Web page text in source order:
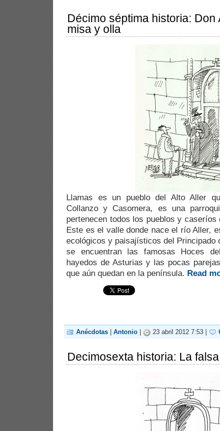
Décimo séptima historia: Don
misa y olla
Llamas es un pueblo del Alto Aller
Collanzo y Casomera, es una
pertenecen todos los pueblos y caseríos
Este es el valle donde nace el río Aller,
ecológicos y paisajísticos del Principado
se encuentran las famosas Hoces
hayedos de Asturias y las pocas
que aún quedan en la península. Read
Anécdotas Antonio 23 abril 2012 7:53 |
Decimosexta historia: La